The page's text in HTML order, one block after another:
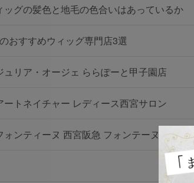
ッグの髪色と地毛の色合いはあっているか
おすすめウィッグ専門店3選
リア・オージェ ららぽーと甲子園店
トネイチャー レディース西宮サロン
ンティーヌ 西宮阪急 フォンテーヌコーナ